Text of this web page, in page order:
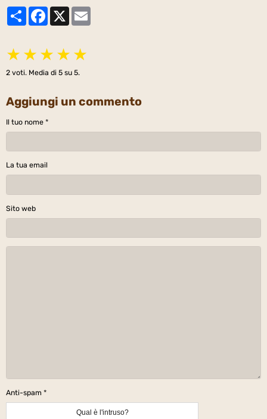
PartagerFacebook
X
★ ★ ★ ★ ★
2 voti. Media di 5 su 5.
Aggiungi un commento
Il tuo nome
La tua email
Sito web
Anti-spam
Qual è l'intruso?